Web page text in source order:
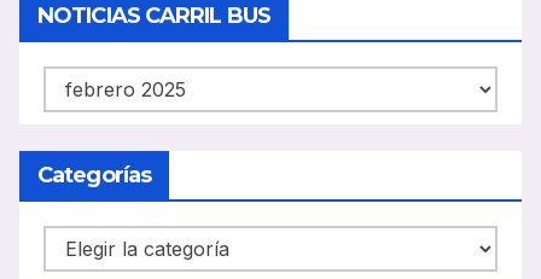
NOTICIAS CARRIL BUS
NOTICIAS
CARRIL
BUS
Categorías
Categorías